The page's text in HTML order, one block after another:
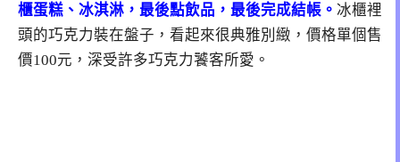
櫃蛋糕、冰淇淋，最後點飲品，最後完成結帳。 冰櫃裡
頭的巧克力裝在盤子，看起來很典雅別緻，價格單個售
價100元，深受許多巧克力饕客所愛。